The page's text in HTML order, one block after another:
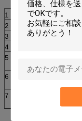
1
優雅なセ
2
きれいに
3
屋内照明
4
5
省エネ
絶縁材お
6
火証拠:
7
ブライ
てカス